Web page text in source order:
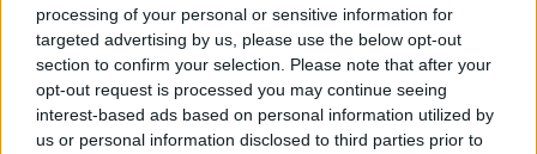
processing of your personal or sensitive information for
targeted advertising by us, please use the below opt-out
section to confirm your selection. Please note that after your
opt-out request is processed you may continue seeing
interest-based ads based on personal information utilized by
us or personal information disclosed to third parties prior to